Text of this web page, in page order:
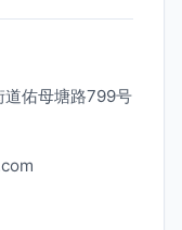
道佑母塘路799号